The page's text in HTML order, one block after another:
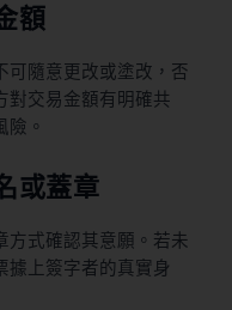
額
可隨意更改或塗改，否
對交易金額有明確共
。
或蓋章
方式確認其意願。若未
據上簽字者的真實身